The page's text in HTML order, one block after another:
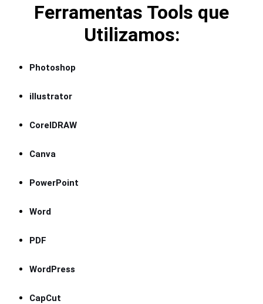
Ferramentas Tools que
Utilizamos:
Photoshop
illustrator
CorelDRAW
Canva
PowerPoint
Word
PDF
WordPress
CapCut